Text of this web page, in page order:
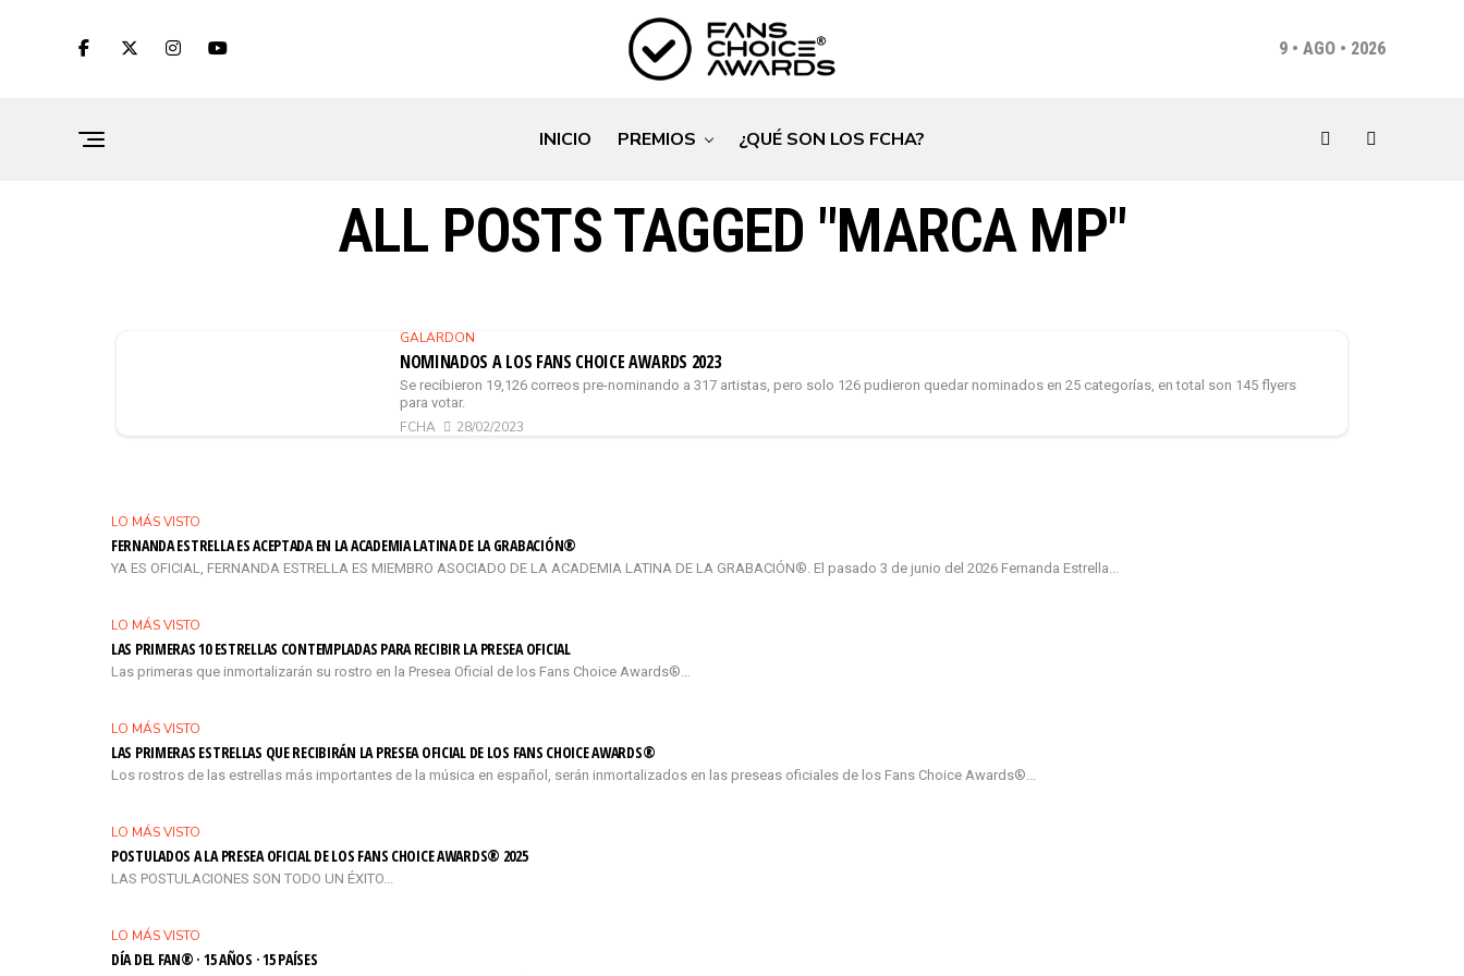
9 • AGO • 2026
INICIO PREMIOS ¿QUÉ SON LOS FCHA?
ALL POSTS TAGGED "MARCA MP"
GALARDON
NOMINADOS A LOS FANS CHOICE AWARDS 2023
Se recibieron 19,126 correos pre-nominando a 317 artistas, pero solo 126 pudieron quedar nominados en 25 categorías, en total son 145 flyers
para votar.
FCHA 28/02/2023
LO MÁS VISTO
FERNANDA ESTRELLA ES ACEPTADA EN LA ACADEMIA LATINA DE LA GRABACIÓN®
YA ES OFICIAL, FERNANDA ESTRELLA ES MIEMBRO ASOCIADO DE LA ACADEMIA LATINA DE LA GRABACIÓN®. El pasado 3 de junio del 2026 Fernanda Estrella...
LO MÁS VISTO
LAS PRIMERAS 10 ESTRELLAS CONTEMPLADAS PARA RECIBIR LA PRESEA OFICIAL
Las primeras que inmortalizarán su rostro en la Presea Oficial de los Fans Choice Awards®…
LO MÁS VISTO
LAS PRIMERAS ESTRELLAS QUE RECIBIRÁN LA PRESEA OFICIAL DE LOS FANS CHOICE AWARDS®
Los rostros de las estrellas más importantes de la música en español, serán inmortalizados en las preseas oficiales de los Fans Choice Awards®...
LO MÁS VISTO
POSTULADOS A LA PRESEA OFICIAL DE LOS FANS CHOICE AWARDS® 2025
LAS POSTULACIONES SON TODO UN ÉXITO...
LO MÁS VISTO
DÍA DEL FAN® · 15 AÑOS · 15 PAÍSES